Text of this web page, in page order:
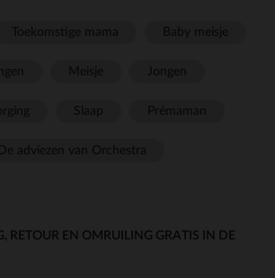
RETOUR EN OMRUILING GRATIS IN DE